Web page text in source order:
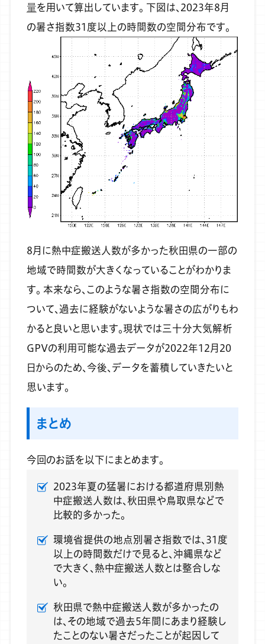
量を用いて算出しています。 下図は、2023年8月
の暑さ指数31度以上の時間数の空間分布です。
8月に熱中症搬送人数が多かった秋田県の一部の
地域で時間数が大きくなっていることがわかりま
す。 本来なら、このような暑さ指数の空間分布に
ついて、過去に経験がないような暑さの広がりもわ
かると良いと思います。現状では三十分大気解析
GPVの利用可能な過去データが2022年12月20
日からのため、今後、データを蓄積していきたいと
思います。
まとめ
今回のお話を以下にまとめます。
2023年夏の猛暑における都道府県別熱
中症搬送人数は、秋田県や鳥取県などで
比較的多かった。
環境省提供の地点別暑さ指数では、31度
以上の時間数だけで見ると、沖縄県など
で大きく、熱中症搬送人数とは整合しな
い。
秋田県で熱中症搬送人数が多かったの
は、その地域で過去5年間にあまり経験し
たことのない暑さだったことが起因して